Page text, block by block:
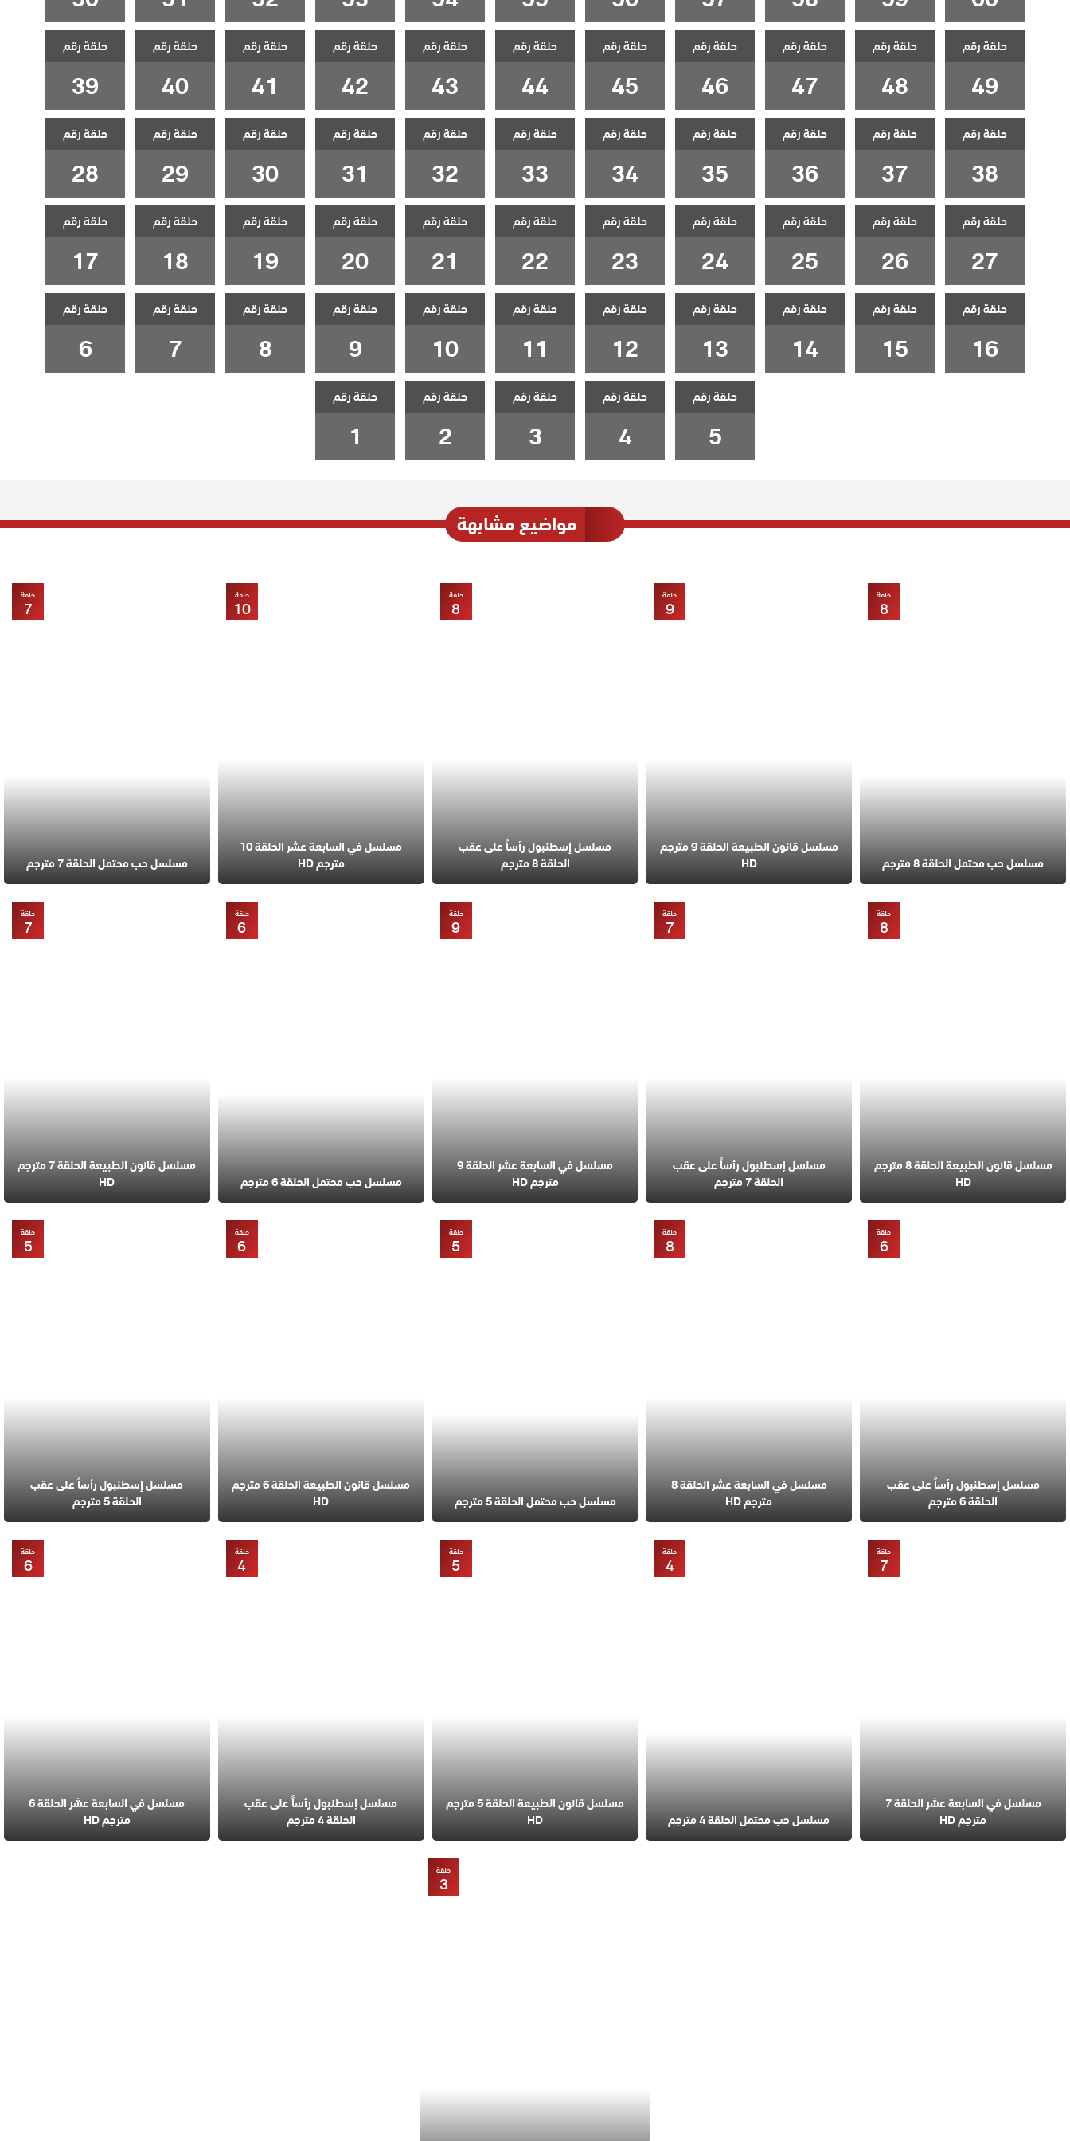
حلقة رقم
49
حلقة رقم
48
حلقة رقم
47
حلقة رقم
46
حلقة رقم
45
حلقة رقم
44
حلقة رقم
43
حلقة رقم
42
حلقة رقم
41
حلقة رقم
40
حلقة رقم
39
حلقة رقم
38
حلقة رقم
37
حلقة رقم
36
حلقة رقم
35
حلقة رقم
34
حلقة رقم
33
حلقة رقم
32
حلقة رقم
31
حلقة رقم
30
حلقة رقم
29
حلقة رقم
28
حلقة رقم
27
حلقة رقم
26
حلقة رقم
25
حلقة رقم
24
حلقة رقم
23
حلقة رقم
22
حلقة رقم
21
حلقة رقم
20
حلقة رقم
19
حلقة رقم
18
حلقة رقم
17
حلقة رقم
16
حلقة رقم
15
حلقة رقم
14
حلقة رقم
13
حلقة رقم
12
حلقة رقم
11
حلقة رقم
10
حلقة رقم
9
حلقة رقم
8
حلقة رقم
7
حلقة رقم
6
حلقة رقم
5
حلقة رقم
4
حلقة رقم
3
حلقة رقم
2
حلقة رقم
1
مواضيع مشابهة
مسلسل حب محتمل الحلقة 8 مترجم
حلقة
8
مسلسل قانون الطبيعة الحلقة 9 مترجم
HD
حلقة
9
مسلسل إسطنبول رأساً على عقب
الحلقة 8 مترجم
حلقة
8
مسلسل في السابعة عشر الحلقة 10
مترجم HD
حلقة
10
مسلسل حب محتمل الحلقة 7 مترجم
حلقة
7
مسلسل قانون الطبيعة الحلقة 8 مترجم
HD
حلقة
8
مسلسل إسطنبول رأساً على عقب
الحلقة 7 مترجم
حلقة
7
مسلسل في السابعة عشر الحلقة 9
مترجم HD
حلقة
9
مسلسل حب محتمل الحلقة 6 مترجم
حلقة
6
مسلسل قانون الطبيعة الحلقة 7 مترجم
HD
حلقة
7
مسلسل إسطنبول رأساً على عقب
الحلقة 6 مترجم
حلقة
6
مسلسل في السابعة عشر الحلقة 8
مترجم HD
حلقة
8
مسلسل حب محتمل الحلقة 5 مترجم
حلقة
5
مسلسل قانون الطبيعة الحلقة 6 مترجم
HD
حلقة
6
مسلسل إسطنبول رأساً على عقب
الحلقة 5 مترجم
حلقة
5
مسلسل في السابعة عشر الحلقة 7
مترجم HD
حلقة
7
مسلسل حب محتمل الحلقة 4 مترجم
حلقة
4
مسلسل قانون الطبيعة الحلقة 5 مترجم
HD
حلقة
5
مسلسل إسطنبول رأساً على عقب
الحلقة 4 مترجم
حلقة
4
مسلسل في السابعة عشر الحلقة 6
مترجم HD
حلقة
6
حلقة
3